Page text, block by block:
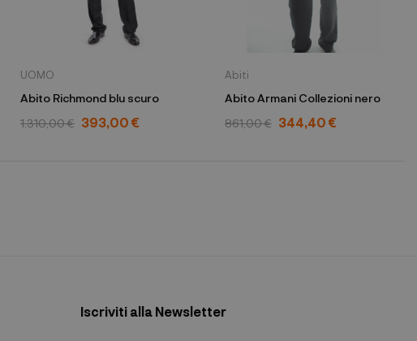
UOMO
Abito Richmond blu scuro
1.310,00 € 393,00 €
Abiti
Abito Armani Collezioni nero
861,00 € 344,40 €
Iscriviti alla Newsletter